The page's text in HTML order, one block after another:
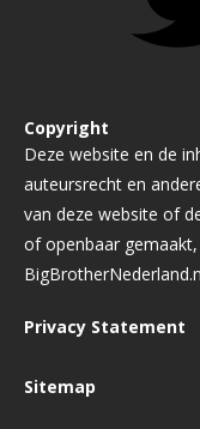
Copyright
Deze website en de
auteursrecht en
van deze website of
of openbaar
Privacy Statement
Sitemap